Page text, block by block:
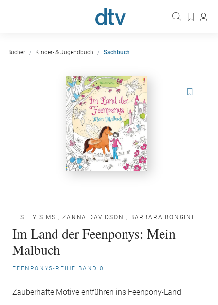
Bücher Kinder- & Jugendbuch Sachbuch
LESLEY SIMS ,ZANNA DAVIDSON , BARBARA BONGINI
Im Land der Feenponys: Mein
Malbuch
FEENPONYS-REIHE BAND 0
Zauberhafte Motive entführen ins Feenpony-Land